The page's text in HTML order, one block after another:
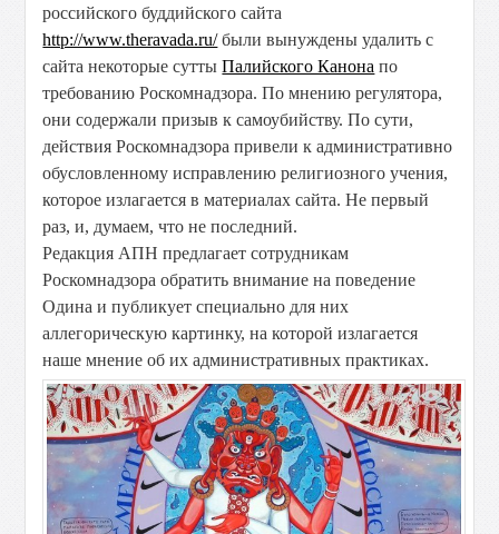
российского буддийского сайта
http://www.theravada.ru/были вынуждены удалить с
сайта некоторые суттыПалийского Канона по
требованию Роскомнадзора. По мнению регулятора,
они содержали призыв к самоубийству. По сути,
действия Роскомнадзора привели к административно
обусловленному исправлению религиозного учения,
которое излагается в материалах сайта. Не первый
раз, и, думаем, что не последний.
Редакция АПН предлагает сотрудникам
Роскомнадзора обратить внимание на поведение
Одина и публикует специально для них
аллегорическую картинку, на которой излагается
наше мнение об их административных практиках.